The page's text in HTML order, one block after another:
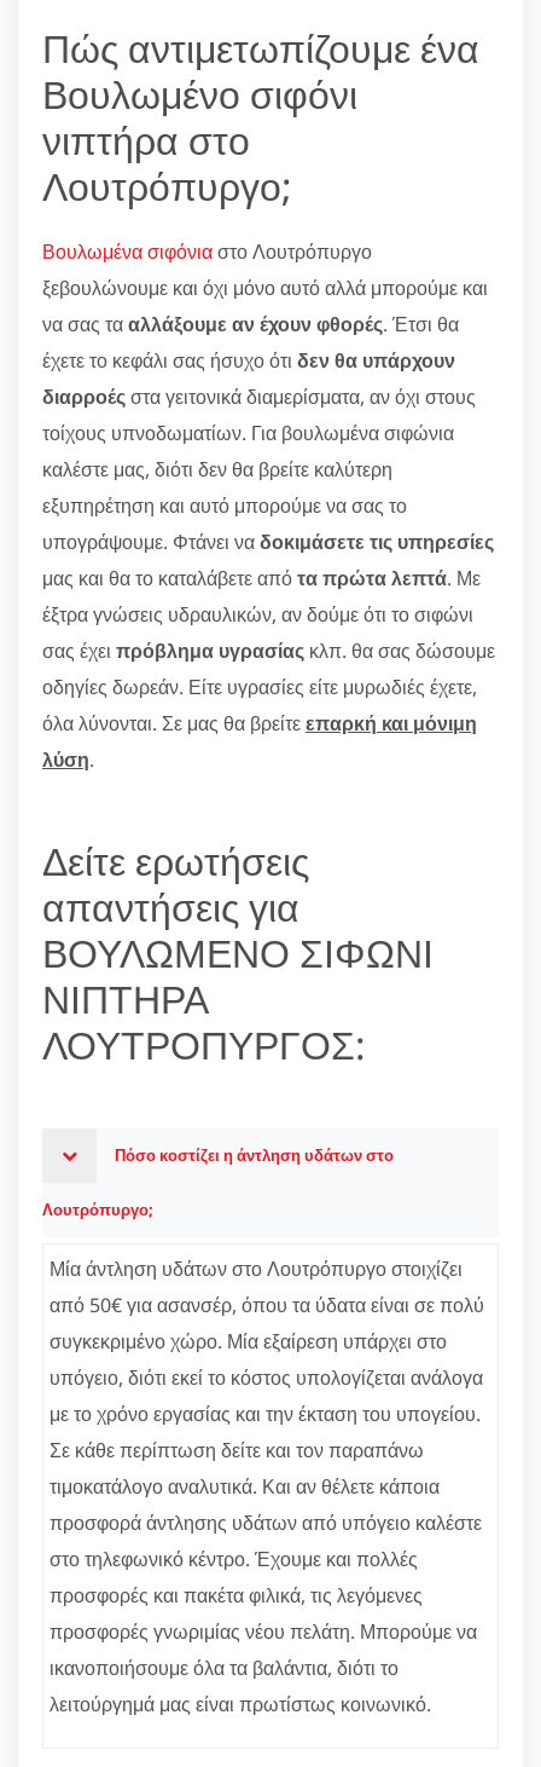
Πώς αντιμετωπίζουμε ένα
Βουλωμένο σιφόνι
νιπτήρα στο
Λουτρόπυργο;
Βουλωμένα σιφόνιαστο Λουτρόπυργο
ξεβουλώνουμε και όχι μόνο αυτό αλλά μπορούμε και
να σας τααλλάξουμε αν έχουν φθορές. Έτσι θα
έχετε το κεφάλι σας ήσυχο ότι δεν θα υπάρχουν
διαρροέςστα γειτονικά διαμερίσματα, αν όχι στους
τοίχους υπνοδωματίων. Για βουλωμένα σιφώνια
καλέστε μας, διότι δεν θα βρείτε καλύτερη
εξυπηρέτηση και αυτό μπορούμε να σας το
υπογράψουμε. Φτάνει ναδοκιμάσετε τις υπηρεσίες
μας και θα το καταλάβετε απότα πρώτα λεπτά. Με
έξτρα γνώσεις υδραυλικών, αν δούμε ότι το σιφώνι
σας έχει πρόβλημα υγρασίας κλπ. θα σας δώσουμε
οδηγίες δωρεάν. Είτε υγρασίες είτε μυρωδιές έχετε,
όλα λύνονται. Σε μας θα βρείτεεπαρκή και μόνιμη
λύση.
Δείτε ερωτήσεις
απαντήσεις για
ΒΟΥΛΩΜΕΝΟ ΣΙΦΩΝΙ
ΝΙΠΤΗΡΑ
ΛΟΥΤΡΟΠΥΡΓΟΣ:
Πόσο κοστίζει η άντληση υδάτων στο
Λουτρόπυργο;
Μία άντληση υδάτων στο Λουτρόπυργο στοιχίζει
από 50€ για ασανσέρ, όπου τα ύδατα είναι σε πολύ
συγκεκριμένο χώρο. Μία εξαίρεση υπάρχει στο
υπόγειο, διότι εκεί το κόστος υπολογίζεται ανάλογα
με το χρόνο εργασίας και την έκταση του υπογείου.
Σε κάθε περίπτωση δείτε και τον παραπάνω
τιμοκατάλογο αναλυτικά. Και αν θέλετε κάποια
προσφορά άντλησης υδάτων από υπόγειο καλέστε
στο τηλεφωνικό κέντρο. Έχουμε και πολλές
προσφορές και πακέτα φιλικά, τις λεγόμενες
προσφορές γνωριμίας νέου πελάτη. Μπορούμε να
ικανοποιήσουμε όλα τα βαλάντια, διότι το
λειτούργημά μας είναι πρωτίστως κοινωνικό.